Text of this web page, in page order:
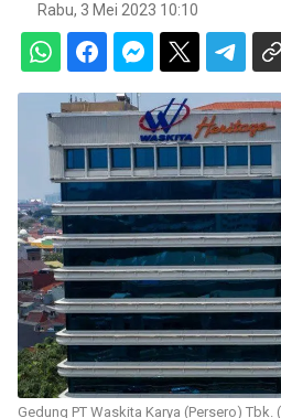
Rabu, 3 Mei 2023 10:10
Gedung PT Waskita Karya (Persero) Tbk.